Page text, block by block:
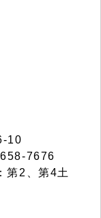
10
7676
第2、第4土